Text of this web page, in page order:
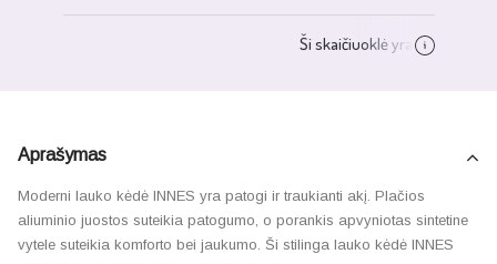
Aprašymas
Moderni lauko kėdė INNES yra patogi ir traukianti akį. Plačios
aliuminio juostos suteikia patogumo, o porankis apvyniotas sintetine
vytele suteikia komforto bei jaukumo. Ši stilinga lauko kėdė INNES